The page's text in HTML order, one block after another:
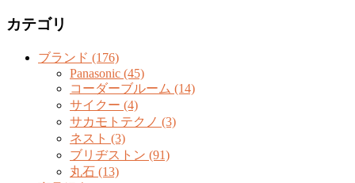
カテゴリ
ブランド (176)
Panasonic (45)
コーダーブルーム (14)
サイクー (4)
サカモトテクノ (3)
ネスト (3)
ブリヂストン (91)
丸石 (13)